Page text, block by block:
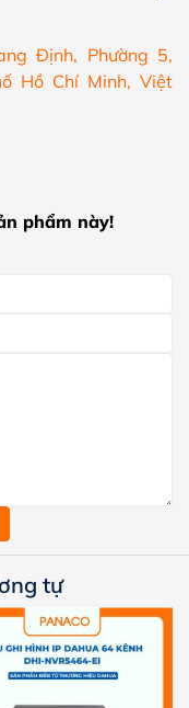
Định, Phường 5,
Hồ Chí Minh, Việt
phẩm này!
tự